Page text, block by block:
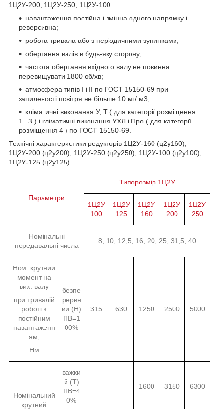
1Ц2У-200, 1Ц2У-250, 1Ц2У-100:
навантаження постійна і змінна одного напрямку і
реверсивна;
робота тривала або з періодичними зупинками;
обертання валів в будь-яку сторону;
частота обертання вхідного валу не повинна
перевищувати 1800 об/хв;
атмосфера типів I і II по ГОСТ 15150-69 при
запиленості повітря не більше 10 мг/.м3;
кліматичні виконання У, Т ( для категорії розміщення
1...3 ) і кліматичні виконання УХЛ і Про ( для категорії
розміщення 4 ) по ГОСТ 15150-69.
Технічні характеристики редукторів 1Ц2У-160 (ц2у160),
1Ц2У-200 (ц2у200), 1Ц2У-250 (ц2у250), 1Ц2У-100 (ц2у100),
1Ц2У-125 (ц2у125)
Параметри
Типорозмір 1Ц2У
1Ц2У
100
1Ц2У
125
1Ц2У
160
1Ц2У
200
1Ц2У
250
Номінальні
передавальні числа
8; 10; 12,5; 16; 20; 25; 31,5; 40
Ном. крутний
момент на
вих. валу
при тривалій
роботі з
постійним
навантаженн
ям,
Нм
безпе
рервн
ий (Н)
ПВ=1
00%
315 630 1250 2500 5000
Номінальний
крутний
важки
й (Т)
ПВ=4
0%
1600 3150 6300